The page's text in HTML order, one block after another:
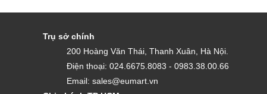
Trụ sở chính
200 Hoàng Văn Thái, Thanh Xuân, Hà Nội.
Điện thoại: 024.6675.8083 - 0983.38.00.66
Email: sales@eumart.vn